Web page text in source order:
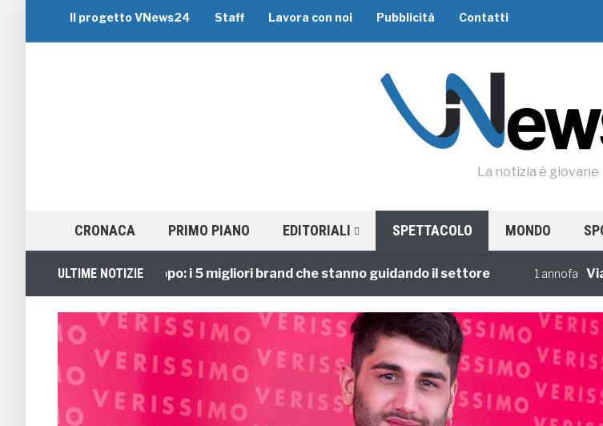
Il progetto VNews24 Staff Lavora con noi Pubblicità Contatti
La notizia è giovane
CRONACA PRIMO PIANO EDITORIALI SPETTACOLO MONDO
ULTIME NOTIZIE
Viaggi di Gruppo: i 5 migliori brand che stanno guidando il settore 1 annofa Viaggi